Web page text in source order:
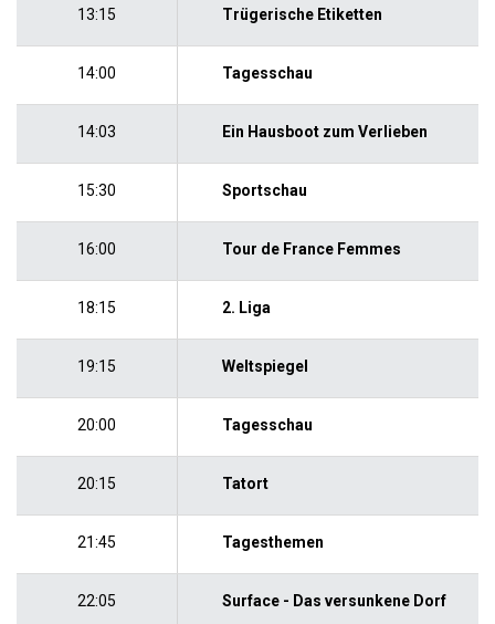
13:15 Trügerische Etiketten
14:00 Tagesschau
14:03 Ein Hausboot zum Verlieben
15:30 Sportschau
16:00 Tour de France Femmes
18:15 2. Liga
19:15 Weltspiegel
20:00 Tagesschau
20:15 Tatort
21:45 Tagesthemen
22:05 Surface - Das versunkene Dorf